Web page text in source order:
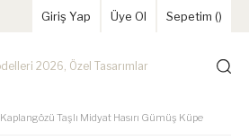
Giriş Yap Üye Ol Sepetim ()
Kaplangözü Taşlı Midyat Hasırı Gümüş Küpe